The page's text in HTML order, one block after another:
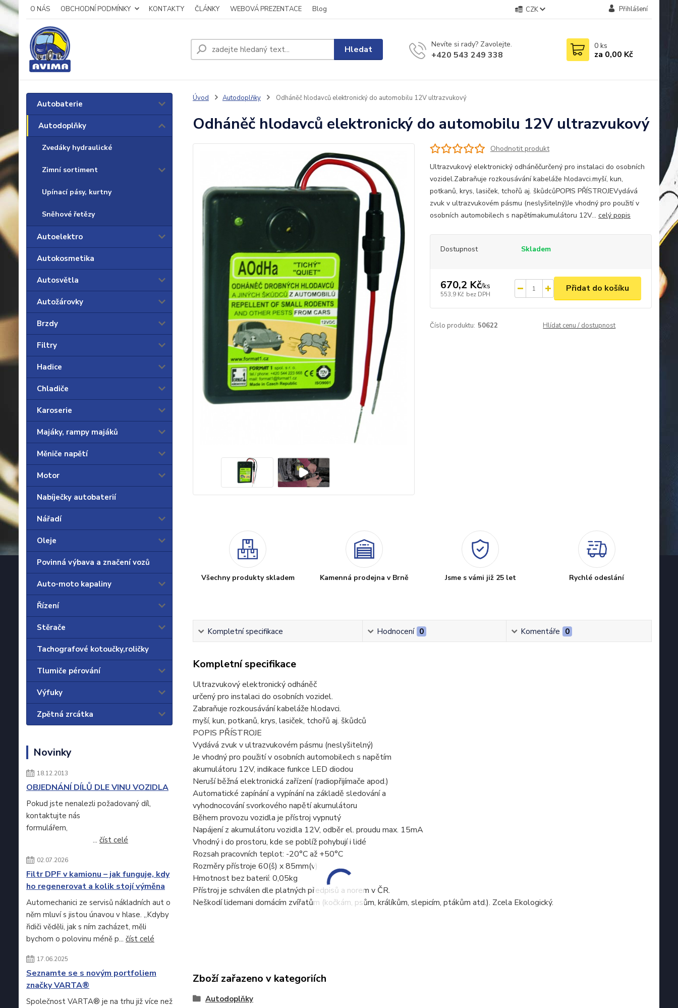
O NÁS OBCHODNÍ PODMÍNKY KONTAKTY ČLÁNKY WEBOVÁ PREZENTACE Blog CZK Přihlášení
Hledat Nevíte si rady? Zavolejte.
+420 543 249 338
0 ks
za 0,00 Kč
Autobaterie
Autodoplňky
Zvedáky hydraulické
Zimní sortiment
Upínací pásy, kurtny
Sněhové řetězy
Autoelektro
Autokosmetika
Autosvětla
Autožárovky
Brzdy
Filtry
Hadice
Chladiče
Karoserie
Majáky, rampy majáků
Měniče napětí
Motor
Nabíječky autobaterií
Nářadí
Oleje
Povinná výbava a značení vozů
Auto-moto kapaliny
Řízení
Stěrače
Tachografové kotoučky,roličky
Tlumiče pérování
Výfuky
Zpětná zrcátka
Novinky
18.12.2013
OBJEDNÁNÍ DÍLŮ DLE VINU VOZIDLA
Pokud jste nenalezli požadovaný díl,
kontaktujte nás
formulářem,
... číst celé
02.07.2026
Filtr DPF v kamionu – jak funguje, kdy
ho regenerovat a kolik stojí výměna
Automechanici ze servisů nákladních aut o
něm mluví s jistou únavou v hlase. „Kdyby
řidiči věděli, jak s ním zacházet, měli
bychom o polovinu méně p... číst celé
17.06.2025
Seznamte se s novým portfoliem
značky VARTA®
Společnost VARTA® je na trhu již více než
Úvod Autodoplňky Odháněč hlodavců elektronický do automobilu 12V ultrazvukový
Odháněč hlodavců elektronický do automobilu 12V ultrazvukový
Ohodnotit produkt
Ultrazvukový elektronický odháněčurčený pro instalaci do osobních
vozidel.Zabraňuje rozkousávání kabeláže hlodavci.myší, kun,
potkanů, krys, lasiček, tchořů aj. škůdcůPOPIS PŘÍSTROJEVydává
zvuk v ultrazvukovém pásmu (neslyšitelný)Je vhodný pro použití v
osobních automobilech s napětímakumulátoru 12V... celý popis
Dostupnost Skladem
670,2 Kč/ks
553,9 Kč bez DPH
Přidat do košíku
Číslo produktu: 50622 Hlídat cenu / dostupnost
Všechny produkty skladem Kamenná prodejna v Brně Jsme s vámi již 25 let Rychlé odeslání
Kompletní specifikace Hodnocení 0 Komentáře 0
Kompletní specifikace
Ultrazvukový elektronický odháněč
určený pro instalaci do osobních vozidel.
Zabraňuje rozkousávání kabeláže hlodavci.
myší, kun, potkanů, krys, lasiček, tchořů aj. škůdců
POPIS PŘÍSTROJE
Vydává zvuk v ultrazvukovém pásmu (neslyšitelný)
Je vhodný pro použití v osobních automobilech s napětím
akumulátoru 12V, indikace funkce LED diodou
Neruší běžná elektronická zařízení (radiopřijímače apod.)
Automatické zapínání a vypínání na základě sledování a
vyhodnocování svorkového napětí akumulátoru
Během provozu vozidla je přístroj vypnutý
Napájení z akumulátoru vozidla 12V, odběr el. proudu max. 15mA
Vhodný i do prostoru, kde se poblíž pohybují i lidé
Rozsah pracovních teplot: -20°C až +50°C
Rozměry přístroje 60(š) x 85mm(v)
Hmotnost bez baterií: 0,05kg
Přístroj je schválen dle platných předpisů a norem v ČR.
Neškodí lidemani domácím zvířatům (kočkám, psům, králíkům, slepicím, ptákům atd.). Zcela Ekologický.
Zboží zařazeno v kategoriích
Autodoplňky